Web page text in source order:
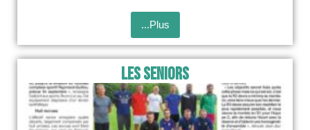
...Plus
Les Seniors